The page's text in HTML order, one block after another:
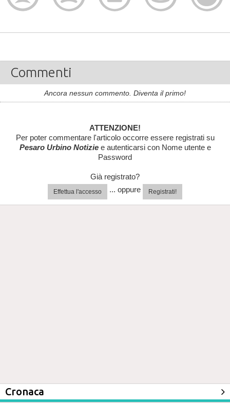
Commenti
Ancora nessun commento. Diventa il primo!
ATTENZIONE!
Per poter commentare l'articolo occorre essere registrati su
Pesaro Urbino Notiziee autenticarsi con Nome utente e
Password
Già registrato?
Effettua l'accesso ... oppure Registrati!
Cronaca